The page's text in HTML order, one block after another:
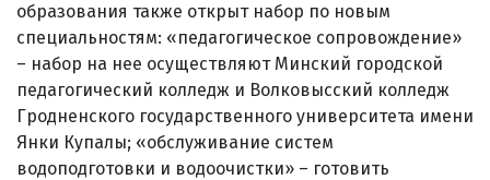
образования также открыт набор по новым
специальностям: «педагогическое сопровождение»
– набор на нее осуществляют Минский городской
педагогический колледж и Волковысский колледж
Гродненского государственного университета имени
Янки Купалы; «обслуживание систем
водоподготовки и водоочистки» – готовить